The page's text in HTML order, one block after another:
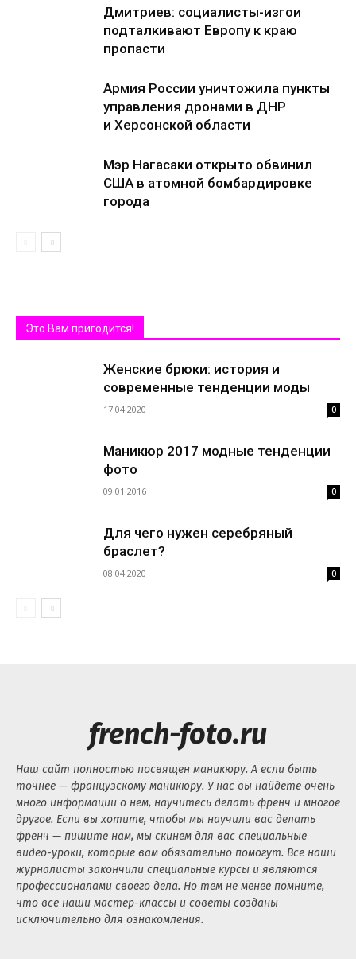
Дмитриев: социалисты-изгои
подталкивают Европу к краю
пропасти
Армия России уничтожила пункты
управления дронами в ДНР
и Херсонской области
Мэр Нагасаки открыто обвинил
США в атомной бомбардировке
города
Это Вам пригодится!
Женские брюки: история и
современные тенденции моды
17.04.2020 0
Маникюр 2017 модные тенденции
фото
09.01.2016 0
Для чего нужен серебряный
браслет?
08.04.2020 0
french-foto.ru
Наш сайт полностью посвящен маникюру. А если быть
точнее — французскому маникюру. У нас вы найдете очень
много информации о нем, научитесь делать френч и многое
другое. Если вы хотите, чтобы мы научили вас делать
френч — пишите нам, мы скинем для вас специальные
видео-уроки, которые вам обязательно помогут. Все наши
журналисты закончили специальные курсы и являются
профессионалами своего дела. Но тем не менее помните,
что все наши мастер-классы и советы созданы
исключительно для ознакомления.